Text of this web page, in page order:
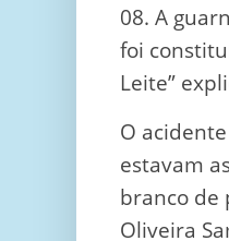
08. A
foi
Leite”
O
estavam
branco de
Oliveira